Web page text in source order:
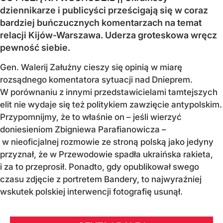
dziennikarze i publicyści prześcigają się w coraz
bardziej buńczucznych komentarzach na temat
relacji Kijów-Warszawa. Uderza groteskowa wręcz
pewność siebie.
Gen. Walerij Załużny cieszy się opinią w miarę
rozsądnego komentatora sytuacji nad Dnieprem.
W porównaniu z innymi przedstawicielami tamtejszych
elit nie wydaje się też politykiem zawzięcie antypolskim.
Przypomnijmy, że to właśnie on – jeśli wierzyć
doniesieniom Zbigniewa Parafianowicza –
w nieoficjalnej rozmowie ze stroną polską jako jedyny
przyznał, że w Przewodowie spadła ukraińska rakieta,
i za to przeprosił. Ponadto, gdy opublikował swego
czasu zdjęcie z portretem Bandery, to najwyraźniej
wskutek polskiej interwencji fotografię usunął.